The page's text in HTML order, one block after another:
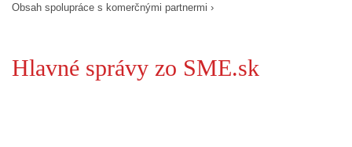
Obsah spolupráce s komerčnými partnermi ›
Hlavné správy zo SME.sk